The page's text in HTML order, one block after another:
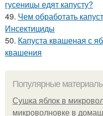
гусеницы едят капусту?
49. Чем обработать
Инсектициды
50. Капуста квашеная с
квашения
Популярные
Сушка яблок в
микроволновке в